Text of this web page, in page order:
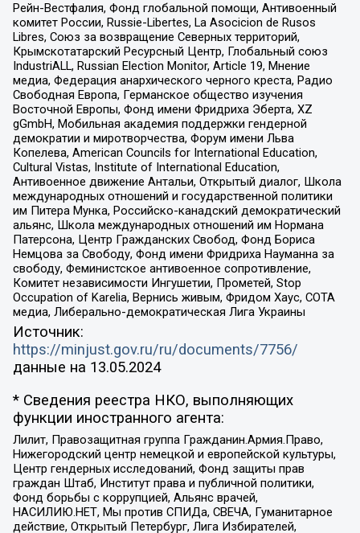
Рейн-Вестфалия, Фонд глобальной помощи, Антивоенный
комитет России, Russie-Libertes, La Asocicion de Rusos
Libres, Союз за возвращение Северных территорий,
Крымскотатарский Ресурсный Центр, Глобальный союз
IndustriALL, Russian Election Monitor, Article 19, Мнение
медиа, Федерация анархического черного креста, Радио
Свободная Европа, Германское общество изучения
Восточной Европы, Фонд имени Фридриха Эберта, XZ
gGmbH, Мобильная академия поддержки гендерной
демократии и миротворчества, Форум имени Льва
Копелева, American Councils for International Education,
Cultural Vistas, Institute of International Education,
Антивоенное движение Антальи, Открытый диалог, Школа
международных отношений и государственной политики
им Питера Мунка, Российско-канадский демократический
альянс, Школа международных отношений им Нормана
Патерсона, Центр Гражданских Свобод, Фонд Бориса
Немцова за Свободу, Фонд имени Фридриха Науманна за
свободу, Феминистское антивоенное сопротивление,
Комитет независимости Ингушетии, Прометей, Stop
Occupation of Karelia, Вернись живым, Фридом Хаус, СОТА
медиа, Либерально-демократическая Лига Украины
Источник:
https://minjust.gov.ru/ru/documents/7756/
данные на 13.05.2024
* Сведения реестра НКО, выполняющих
функции иностранного агента:
Лилит, Правозащитная группа Гражданин.Армия.Право,
Нижегородский центр немецкой и европейской культуры,
Центр гендерных исследований, Фонд защиты прав
граждан Штаб, Институт права и публичной политики,
Фонд борьбы с коррупцией, Альянс врачей,
НАСИЛИЮ.НЕТ, Мы против СПИДа, СВЕЧА, Гуманитарное
действие, Открытый Петербург, Лига Избирателей,